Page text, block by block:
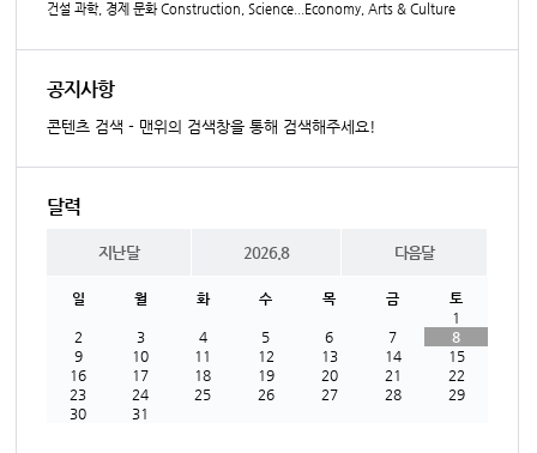
건설 과학, 경제 문화 Construction, Science...Economy, Arts & Culture
공지사항
콘텐츠 검색 - 맨위의 검색창을 통해 검색해주세요!
달력
지난달 2026.8 다음달
일 월 화 수 목 금
토
1
2
3 4 5 6 7
8
9
10 11 12 13 14
15
16
17 18 19 20 21
22
23
24 25 26 27 28
29
30
31